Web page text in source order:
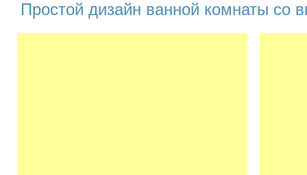
Простой дизайн ванной комнаты со